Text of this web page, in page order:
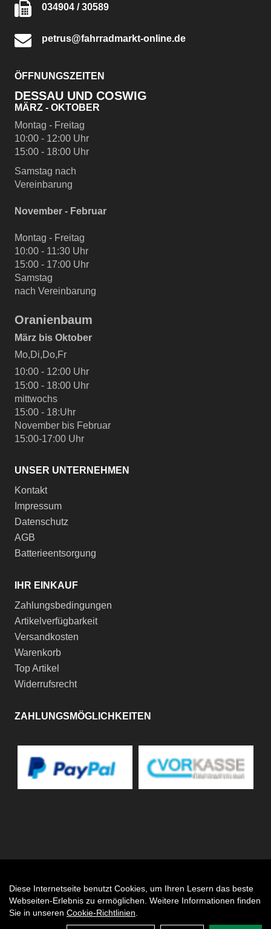
034904 / 30589
petrus@fahrradmarkt-online.de
ÖFFNUNGSZEITEN
DESSAU UND COSWIG
MÄRZ - OKTOBER
Montag - Freitag
10:00 - 12:00 Uhr
15:00 - 18:00 Uhr
Samstag nach
Vereinbarung
November - Februar
Montag - Freitag
10:00 - 11:30 Uhr
15:00 - 17:00 Uhr
Samstag
nach Vereinbarung
Oranienbaum
März bis Oktober
Mo,Di,Do,Fr
10:00 - 12:00 Uhr
15:00 - 18:00 Uhr
mittwochs
15:00 - 18:Uhr
November bis Februar
15:00-17:00 Uhr
UNSER UNTERNEHMEN
Kontakt
Impressum
Datenschutz
AGB
Batterieentsorgung
IHR EINKAUF
Zahlungsbedingungen
Artikelverfügbarkeit
Versandkosten
Warenkorb
Top Artikel
Widerrufsrecht
ZAHLUNGSMÖGLICHKEITEN
Diese Internetseite benutzt Cookies, um Ihren Lesern das beste
Webseiten-Erlebnis zu ermöglichen. Weitere Informationen finden
Sie in unseren Cookie-Richtlinien
Auftrag widerrufen